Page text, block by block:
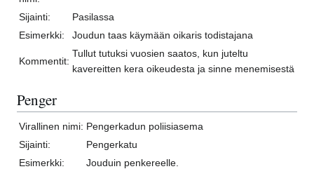
Sijainti:
Pasilassa
Esimerkki:
Joudun taas käymään oikaris todistajana
Kommentit:
Tullut tutuksi vuosien saatos, kun juteltu
kavereitten kera oikeudesta ja sinne menemisestä
Penger
Virallinen nimi: Pengerkadun poliisiasema
Sijainti:
Pengerkatu
Esimerkki:
Jouduin penkereelle.